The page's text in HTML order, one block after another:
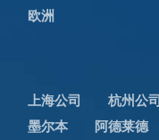
欧洲
上海公司 杭州公司
墨尔本
阿德莱德